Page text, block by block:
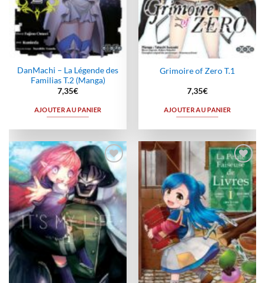
DanMachi – La Légende des
Familias T.2 (Manga)
7,35€
AJOUTER AU PANIER
Grimoire of Zero T.1
7,35€
AJOUTER AU PANIER
Ajouter
à la
wishlist
Ajouter
à la
wishlist